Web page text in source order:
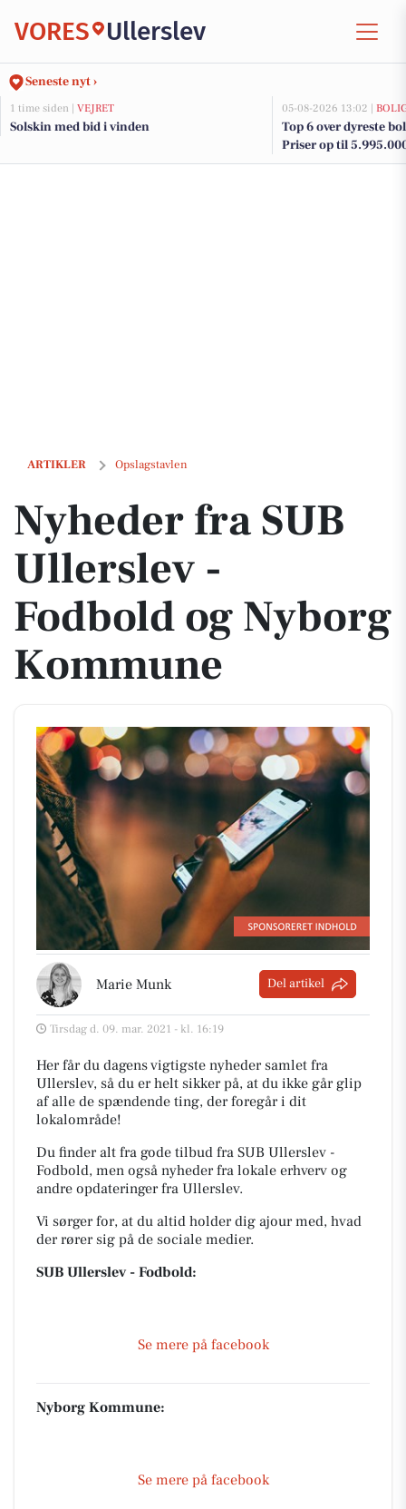
VORES Ullerslev
Seneste nyt ›
1 time siden | VEJRET
Solskin med bid i vinden
05-08-2026 13:02 |
Top 6 over dyreste
Priser op til
ARTIKLER Opslagstavlen
Nyheder fra SUB Ullerslev - Fodbold og Nyborg Kommune
Nyheder fra SUB
Ullerslev -
Fodbold og Nyborg
Kommune
Marie Munk Del artikel
Tirsdag d. 09. mar. 2021 - kl. 16:19
Her får du dagens vigtigste nyheder samlet fra
Ullerslev, så du er helt sikker på, at du ikke går glip
af alle de spændende ting, der foregår i dit
lokalområde!
Du finder alt fra gode tilbud fra SUB Ullerslev -
Fodbold, men også nyheder fra lokale erhverv og
andre opdateringer fra Ullerslev.
Vi sørger for, at du altid holder dig ajour med, hvad
der rører sig på de sociale medier.
SUB Ullerslev - Fodbold:
Se mere på facebook
Nyborg Kommune:
Se mere på facebook